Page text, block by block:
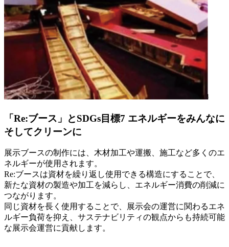
「Re:ブース」とSDGs目標7 エネルギーをみんなに
そしてクリーンに
展示ブースの制作には、木材加工や運搬、施工など多くのエ
ネルギーが使用されます。
Re:ブースは資材を繰り返し使用できる構造にすることで、
新たな資材の製造や加工を減らし、エネルギー消費の削減に
つながります。
同じ資材を長く使用することで、展示会の運営に関わるエネ
ルギー負荷を抑え、サステナビリティの観点からも持続可能
な展示会運営に貢献します。